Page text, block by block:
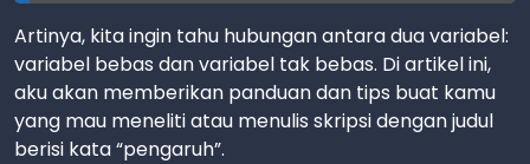
Artinya, kita ingin tahu hubungan antara dua variabel:
variabel bebas dan variabel tak bebas. Di artikel ini,
aku akan memberikan panduan dan tips buat kamu
yang mau meneliti atau menulis skripsi dengan judul
berisi kata “pengaruh”.